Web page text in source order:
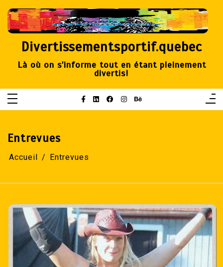
contenu
Divertissementsportif.quebec
Là où on s'informe tout en étant pleinement
divertis!
Entrevues
Accueil Entrevues